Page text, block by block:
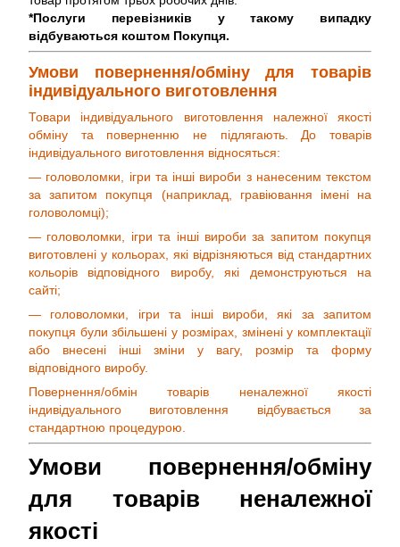
*Послуги перевізників у такому випадку
відбуваються коштом Покупця.
Умови повернення/обміну для товарів
індивідуального виготовлення
Товари індивідуального виготовлення належної якості
обміну та поверненню не підлягають. До товарів
індивідуального виготовлення відносяться:
— головоломки, ігри та інші вироби з нанесеним текстом
за запитом покупця (наприклад, гравіювання імені на
головоломці);
— головоломки, ігри та інші вироби за запитом покупця
виготовлені у кольорах, які відрізняються від стандартних
кольорів відповідного виробу, які демонструються на
сайті;
— головоломки, ігри та інші вироби, які за запитом
покупця були збільшені у розмірах, змінені у комплектації
або внесені інші зміни у вагу, розмір та форму
відповідного виробу.
Повернення/обмін товарів неналежної якості
індивідуального виготовлення відбувається за
стандартною процедурою.
Умови повернення/обміну
для товарів неналежної
якості